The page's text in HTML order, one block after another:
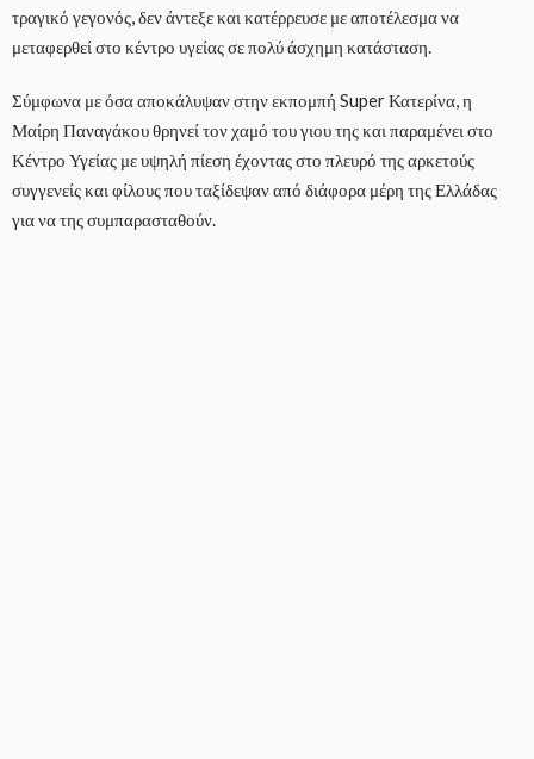
τραγικό γεγονός, δεν άντεξε και κατέρρευσε με αποτέλεσμα να
μεταφερθεί στο κέντρο υγείας σε πολύ άσχημη κατάσταση.
Σύμφωνα με όσα αποκάλυψαν στην εκπομπή Super Κατερίνα, η
Μαίρη Παναγάκου θρηνεί τον χαμό του γιου της και παραμένει στο
Κέντρο Υγείας με υψηλή πίεση έχοντας στο πλευρό της αρκετούς
συγγενείς και φίλους που ταξίδεψαν από διάφορα μέρη της Ελλάδας
για να της συμπαρασταθούν.